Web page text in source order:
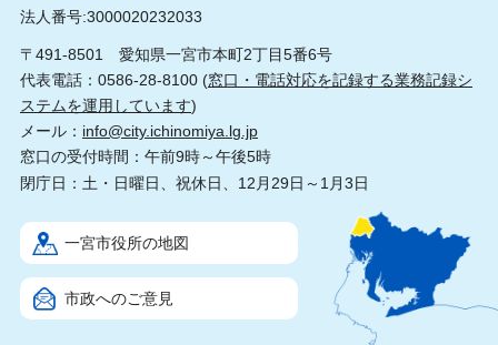
法人番号:3000020232033
〒491-8501 愛知県一宮市本町2丁目5番6号
代表電話：0586-28-8100 (窓口・電話対応を記録する業務記録シ
ステムを運用しています)
メール： info@city.ichinomiya.lg.jp
窓口の受付時間：午前9時～午後5時
閉庁日：土・日曜日、祝休日、12月29日～1月3日
一宮市役所の地図
市政へのご意見